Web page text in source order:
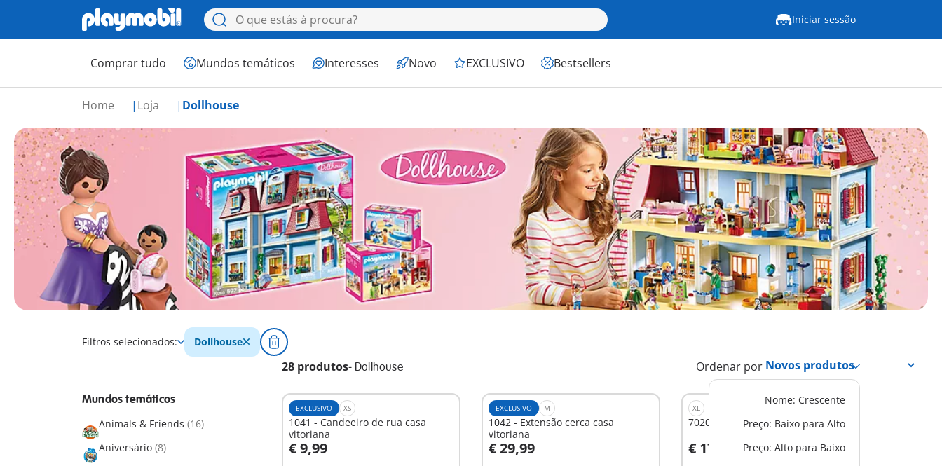
Iniciar sessão
Comprar tudo Mundos temáticos Interesses Novo EXCLUSIVO Bestsellers
Home Loja Dollhouse
Filtros selecionados: Dollhouse
28 produtos- Dollhouse Ordenar por
Nome: Crescente
Preço: Baixo para Alto
Preço: Alto para Baixo
Mundos temáticos
Animals & Friends (16)
Aniversário (8)
EXCLUSIVO XS
1041 - Candeeiro de rua casa
vitoriana
€ 9,99
Ao carrinho
EXCLUSIVO M
1042 - Extensão cerca casa
vitoriana
€ 29,99
Ao carrinho
XL
70205 - Casa Grande das Bonecas
€ 179,99
Ao carrinho